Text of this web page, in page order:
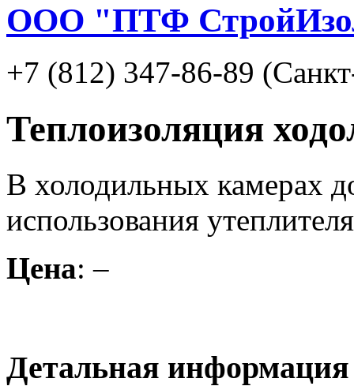
ООО "ПТФ
+7 (812) 347-86-89
Теплоизоляция
В холодильных камерах
использования
Цена: –
Детальная информация